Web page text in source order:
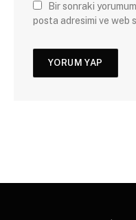
Bir sonraki
posta adresimi ve web